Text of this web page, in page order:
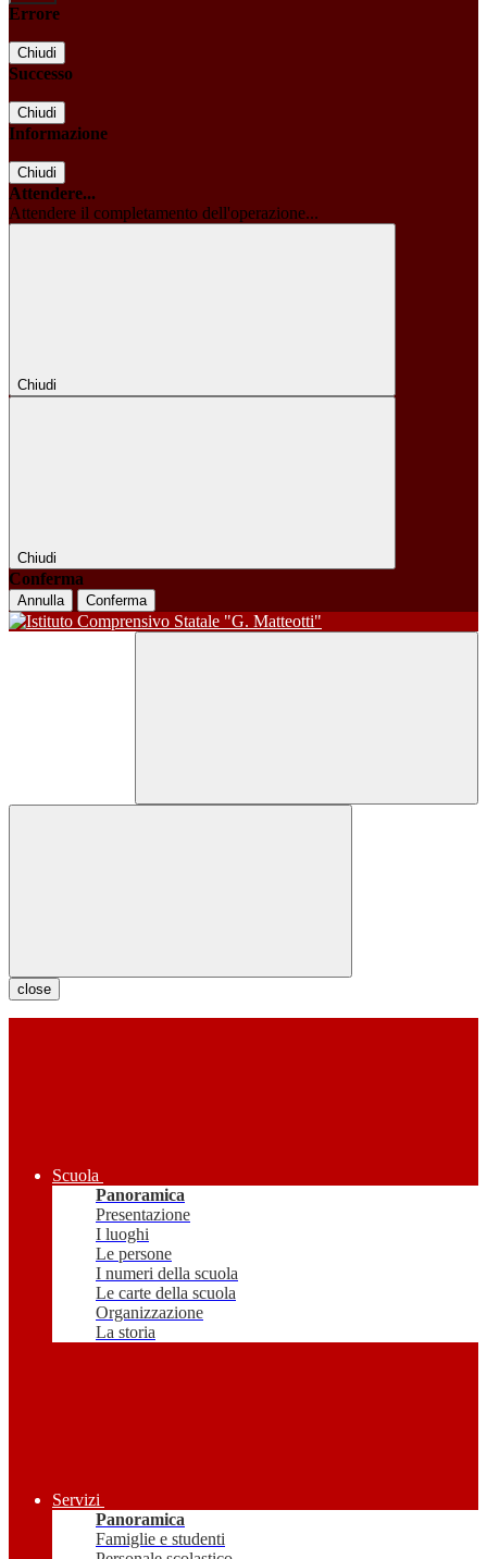
Errore
Chiudi
Successo
Chiudi
Informazione
Chiudi
Attendere...
Attendere il completamento dell'operazione...
Chiudi
Chiudi
Conferma
Annulla Conferma
close
Scuola
Panoramica
Presentazione
I luoghi
Le persone
I numeri della scuola
Le carte della scuola
Organizzazione
La storia
Servizi
Panoramica
Famiglie e studenti